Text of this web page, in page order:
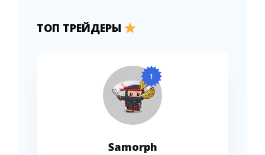
ТОП ТРЕЙДЕРЫ
1
Samorph